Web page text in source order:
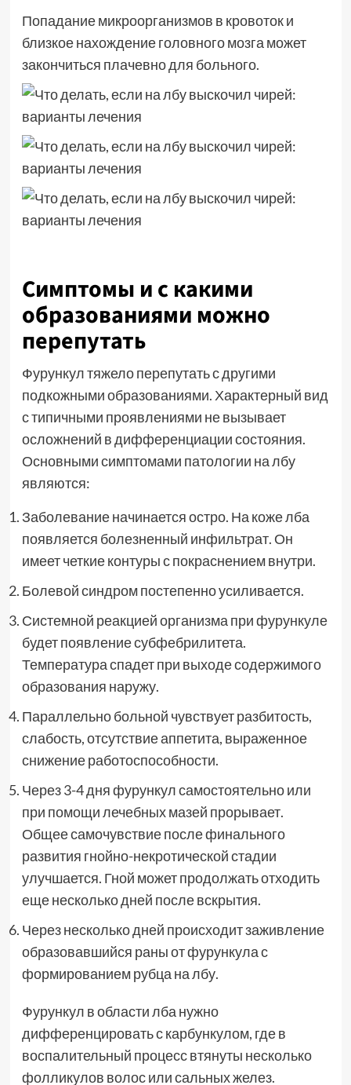
Попадание микроорганизмов в кровоток и
близкое нахождение головного мозга может
закончиться плачевно для больного.
Симптомы и с какими
образованиями можно
перепутать
Фурункул тяжело перепутать с другими
подкожными образованиями. Характерный вид
с типичными проявлениями не вызывает
осложнений в дифференциации состояния.
Основными симптомами патологии на лбу
являются:
Заболевание начинается остро. На коже лба
появляется болезненный инфильтрат. Он
имеет четкие контуры с покраснением внутри.
Болевой синдром постепенно усиливается.
Системной реакцией организма при фурункуле
будет появление субфебрилитета.
Температура спадет при выходе содержимого
образования наружу.
Параллельно больной чувствует разбитость,
слабость, отсутствие аппетита, выраженное
снижение работоспособности.
Через 3-4 дня фурункул самостоятельно или
при помощи лечебных мазей прорывает.
Общее самочувствие после финального
развития гнойно-некротической стадии
улучшается. Гной может продолжать отходить
еще несколько дней после вскрытия.
Через несколько дней происходит заживление
образовавшийся раны от фурункула с
формированием рубца на лбу.
Фурункул в области лба нужно
дифференцировать с карбункулом, где в
воспалительный процесс втянуты несколько
фолликулов волос или сальных желез.